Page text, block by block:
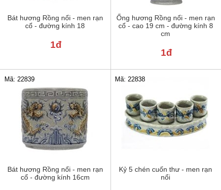
Bát hương Rồng nổi - men rạn
cổ - đường kính 18
1đ
Ống hương Rồng nổi - men rạn
cổ - cao 19 cm - đường kính 8
cm
1đ
Bát hương Rồng nổi - men rạn
cổ - đường kính 16cm
Mã: 22839
Kỷ 5 chén cuốn thư - men rạn
nổi
Mã: 22838